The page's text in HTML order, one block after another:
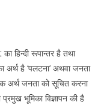
हिन्दी रूपान्तर है तथा
है ‘पलटना’ अथवा जनता
अर्थ जनता को सूचित करना
भूमिका विज्ञापन की है